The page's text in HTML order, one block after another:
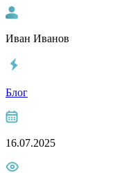
Иван Иванов
Блог
16.07.2025